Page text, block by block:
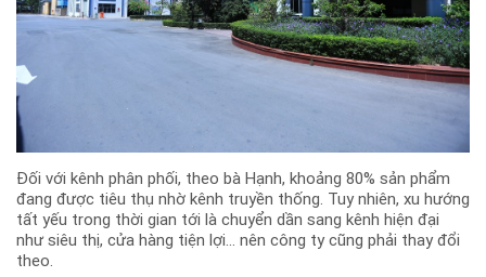
Đối với kênh phân phối, theo bà Hạnh, khoảng 80% sản phẩm
đang được tiêu thụ nhờ kênh truyền thống. Tuy nhiên, xu hướng
tất yếu trong thời gian tới là chuyển dần sang kênh hiện đại
như siêu thị, cửa hàng tiện lợi… nên công ty cũng phải thay đổi
theo.